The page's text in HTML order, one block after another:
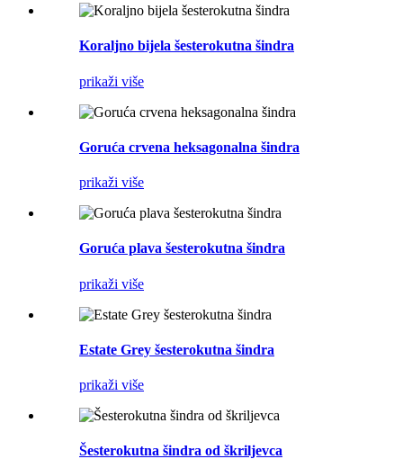
Koraljno bijela šesterokutna šindra
prikaži više
Goruća crvena heksagonalna šindra
prikaži više
Goruća plava šesterokutna šindra
prikaži više
Estate Grey šesterokutna šindra
prikaži više
Šesterokutna šindra od škriljevca